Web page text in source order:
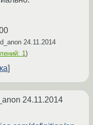
24.11.2014
1)
24.11.2014